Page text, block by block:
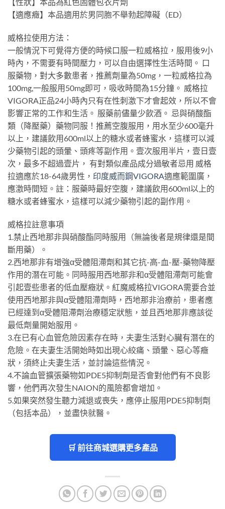
【性狀】本品為紅色固體包衣片劑
【適應癥】本品適用於男同胞不舉勃起障礙（ED）
威格拉使用方法：
一般情況下可覺得方便的時候口服一粒威格拉，服用後9小
時內，不需要有時間壓力，可以自由選擇性生活時間。 口
服藥物，對大多數患者，推薦劑量為50mg，一粒威格拉為
100mg,一般服用50mg即可，吸收時間為15分鐘。 威格拉
VIGORA正品24小時內只有在性刺激下才會起效，所以不會
影響正常的工作和生活。 服藥前儘量少飲酒。 忌與硝酸酯
類（降壓藥）藥物同服！推薦空腹服用，用水至少600毫升
以上，建議飲用600ml以上的糖水或者蜂蜜水，這樣可以減
少藥物引起的頭暈、頭疼等副作用。壹次服用半片，壹日壹
次，最多不超過壹片， 有對類似產品成分過敏者忌用 威格
拉適應於18-64歲男性， 印度威而鋼VIGORA適應範圍廣，
應激時間短。註：服藥時最好空腹，建議飲用600ml以上的
糖水或者蜂蜜水，這樣可以減少藥物引起的副作用。
威格拉註意事項
1.禁止西地那非與硝酸酯同時服用（無論後者是規律還是間
斷用藥）。
2.西地那非有增強α受體阻滯劑和其它抗-高-血-壓-藥物降壓
作用的潛在可能。同時服用西地那非和α受體阻滯劑可能會
引起壹些患者的低血壓癥狀。紅魔威格拉VIGORA需要合並
使用西地那非與α受體阻滯劑時，西地那非治療前，患者應
已經達到α受體阻滯劑治療穩定狀態，並且西地那非應該從
最低劑量開始服用。
3.在已有心血管危險因素存在時，夫妻生活對心臟有潛在的
危險。在夫妻生活開始時如出現心絞痛、頭暈、惡心等癥
狀，須終止夫妻生活，並討論這些情況。
4.不論血管擴張藥物如PDE5抑制劑是否會對他們有不良影
響，他們再次發生NAION的風險都會增加。
5.如果突然發生聽力減退或喪失，應停止服用PDE5抑制劑
（包括本品），並盡快就醫。
🛒 前往商城選購更多產品